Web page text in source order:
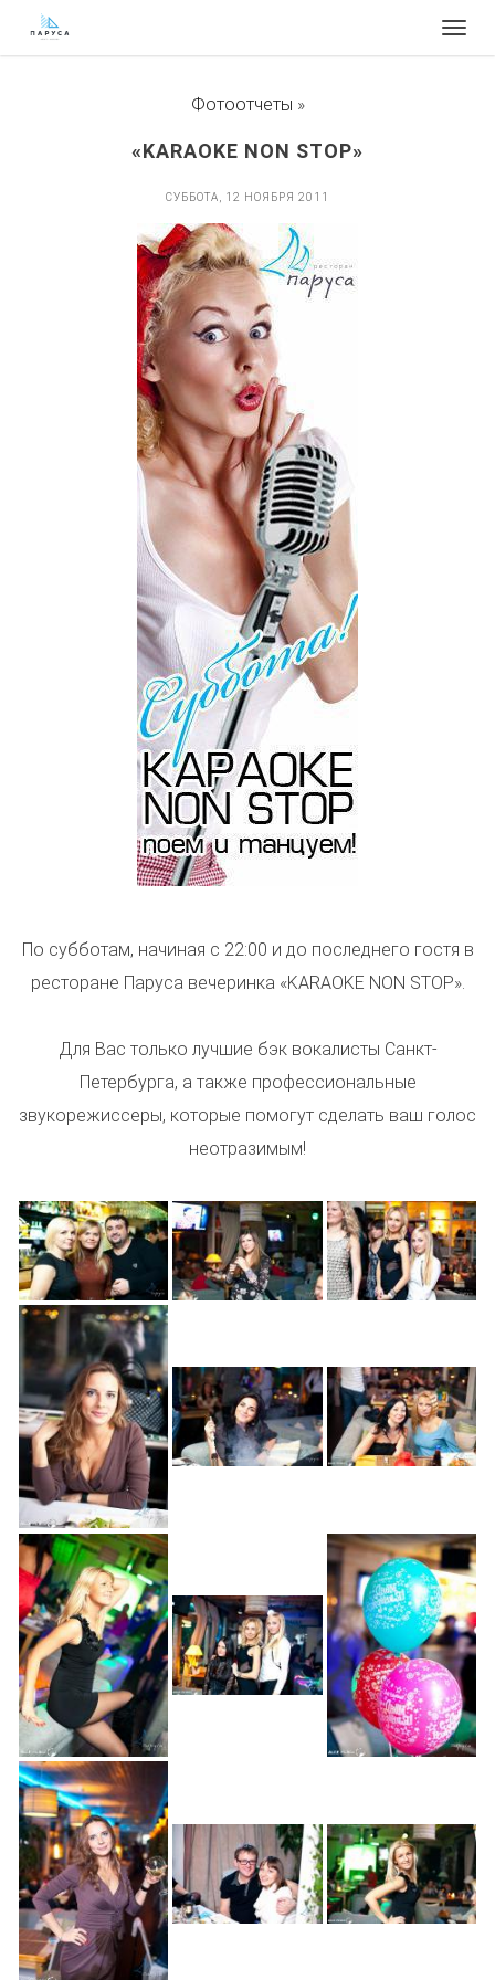
Фотоотчеты »
«KARAOKE NON STOP»
СУББОТА, 12 НОЯБРЯ 2011
По субботам, начиная с 22:00 и до последнего гостя в
ресторане Паруса вечеринка «KARAOKE NON STOP».
Для Вас только лучшие бэк вокалисты Санкт-
Петербурга, а также профессиональные
звукорежиссеры, которые помогут сделать ваш голос
неотразимым!